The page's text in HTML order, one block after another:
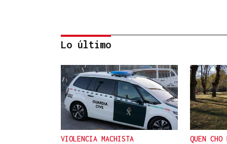
ARREDOR DE 300 PERSOAS
Galería | A Festa da Palabra
acolle a entrega dos
Premios Ínsua dos Poetas
2026
Lo último
VIOLENCIA MACHISTA QUEN CHO